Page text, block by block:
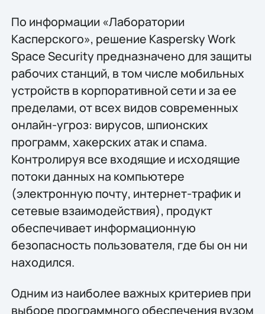
По информации «Лаборатории
Касперского», решение Kaspersky Work
Space Security предназначено для защиты
рабочих станций, в том числе мобильных
устройств в корпоративной сети и за ее
пределами, от всех видов современных
онлайн-угроз: вирусов, шпионских
программ, хакерских атак и спама.
Контролируя все входящие и исходящие
потоки данных на компьютере
(электронную почту, интернет-трафик и
сетевые взаимодействия), продукт
обеспечивает информационную
безопасность пользователя, где бы он ни
находился.
Одним из наиболее важных критериев при
выборе программного обеспечения вузом